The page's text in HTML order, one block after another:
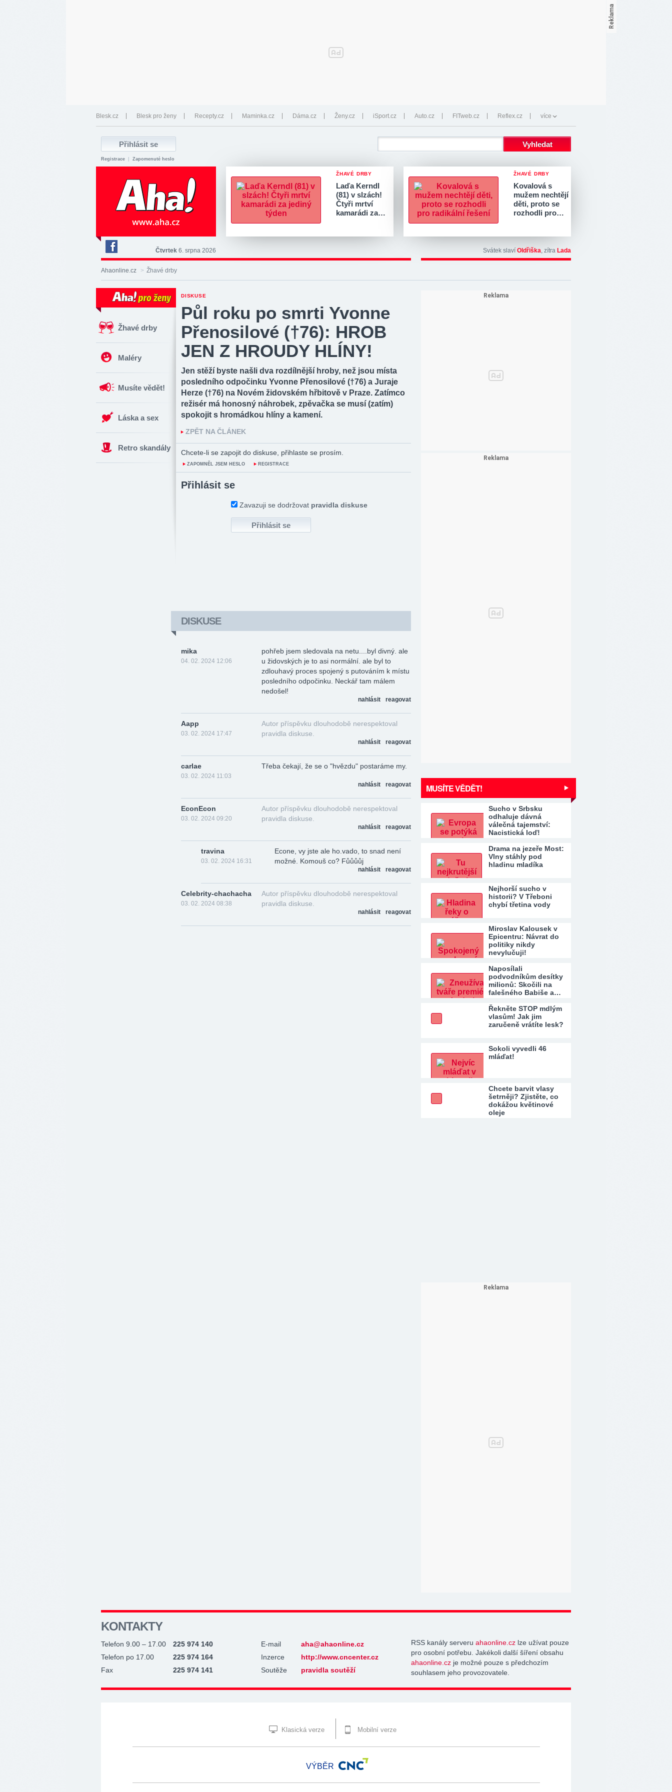
Blesk.cz Blesk pro ženy Recepty.cz Maminka.cz Dáma.cz Ženy.cz iSport.cz Auto.cz FITweb.cz Reflex.cz více
Registrace Zapomenuté heslo
ŽHAVÉ DRBY
Laďa Kerndl
(81) v slzách!
Čtyři mrtví
kamarádi za…
ŽHAVÉ DRBY
Kovalová s
mužem nechtějí
děti, proto se
rozhodli pro…
Deník
Aha!
na
Čtvrtek 6. srpna 2026 Svátek slaví Oldřiška, zítra Lada
Ahaonline.cz > Žhavé drby
Žhavé drby
Maléry
Musíte vědět!
Láska a sex
Retro skandály
DISKUSE
Půl roku po smrti Yvonne
Přenosilové (†76): HROB
JEN Z HROUDY HLÍNY!
Jen stěží byste našli dva rozdílnější hroby, než jsou místa
posledního odpočinku Yvonne Přenosilové (†76) a Juraje
Herze (†76) na Novém židovském hřbitově v Praze. Zatímco
režisér má honosný náhrobek, zpěvačka se musí (zatím)
spokojit s hromádkou hlíny a kamení.
ZPĚT NA ČLÁNEK
Chcete-li se zapojit do diskuse, přihlaste se prosím.
ZAPOMNĚL JSEM HESLO REGISTRACE
Přihlásit se
Zavazuji se dodržovat pravidla diskuse
DISKUSE
mika
04. 02. 2024 12:06
pohřeb jsem sledovala na netu....byl divný. ale
u židovských je to asi normální. ale byl to
zdlouhavý proces spojený s putováním k místu
posledního odpočinku. Neckář tam málem
nedošel!
reagovat
nahlásit
Aapp
03. 02. 2024 17:47
Autor příspěvku dlouhodobě nerespektoval
pravidla diskuse.
reagovat
nahlásit
carlae
03. 02. 2024 11:03
Třeba čekají, že se o "hvězdu" postaráme my.
reagovat
nahlásit
EconEcon
03. 02. 2024 09:20
Autor příspěvku dlouhodobě nerespektoval
pravidla diskuse.
reagovat
nahlásit
travina
03. 02. 2024 16:31
Econe, vy jste ale ho.vado, to snad není
možné. Komouš co? Fůůůůj
reagovat
nahlásit
Celebrity-chachacha
03. 02. 2024 08:38
Autor příspěvku dlouhodobě nerespektoval
pravidla diskuse.
reagovat
nahlásit
MUSÍTE VĚDĚT!
Sucho v Srbsku
odhaluje dávná
válečná tajemství:
Nacistická loď!
Drama na jezeře Most:
Vlny stáhly pod
hladinu mladíka
Nejhorší sucho v
historii? V Třeboni
chybí třetina vody
Miroslav Kalousek v
Epicentru: Návrat do
politiky nikdy
nevylučuji!
Naposílali
podvodníkům desítky
milionů: Skočili na
falešného Babiše a…
Řekněte STOP mdlým
vlasům! Jak jim
zaručeně vrátíte lesk?
Sokoli vyvedli 46
mláďat!
Chcete barvit vlasy
šetrněji? Zjistěte, co
dokážou květinové
oleje
KONTAKTY
Telefon 9.00 – 17.00
225 974 140
Telefon po 17.00
225 974 164
Fax
225 974 141
E-mail
aha@ahaonline.cz
Inzerce
http://www.cncenter.cz
Soutěže
pravidla soutěží
RSS kanály serveru ahaonline.cz lze užívat pouze
pro osobní potřebu. Jakékoli další šíření obsahu
ahaonline.cz je možné pouze s předchozím
souhlasem jeho provozovatele.
Klasická verze Mobilní verze
VÝBĚR